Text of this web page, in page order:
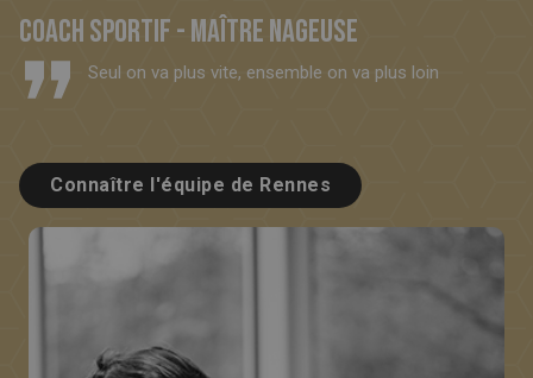
Coach sportif - Maître nageuse
Seul on va plus vite, ensemble on va plus loin
Connaître l'équipe de Rennes